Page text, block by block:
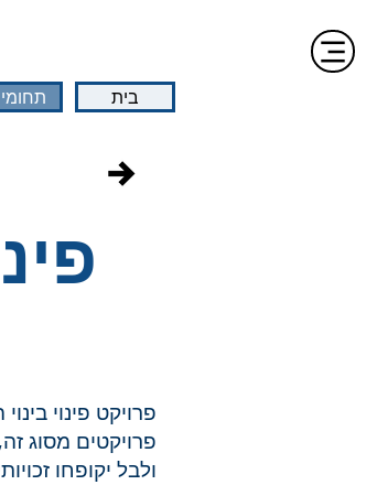
בית
פרויקט פינוי
פרויקטים מסוג
ולבל יקופחו